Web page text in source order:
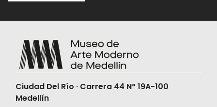
validar tu boleta.
Una vez compres tus boletas, el Museo
no realizará la devolución ni en dinero ni
en cambios de fechas, horas o películas.
Ciudad Del Río · Carrera 44 N° 19A-100
Medellín